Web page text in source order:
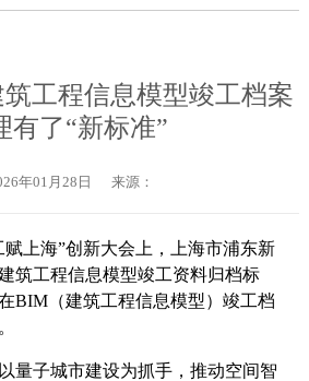
筑工程信息模型竣工档案
有了“新标准”
年01月28日 来源：
赋上海”创新大会上，上海市浦东新
筑工程信息模型竣工资料归档标
BIM（建筑工程信息模型）竣工档
量子城市建设为抓手，推动空间智